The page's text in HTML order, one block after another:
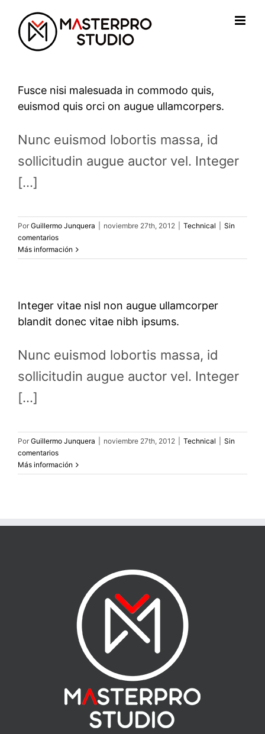
Saltar
contenido
Fusce nisi malesuada in commodo quis,
euismod quis orci on augue ullamcorpers.
Nunc euismod lobortis massa, id
sollicitudin augue auctor vel. Integer
[...]
Por Guillermo Junquera noviembre 27th, 2012 Technical
Sin
comentarios
Más información
Integer vitae nisl non augue ullamcorper
blandit donec vitae nibh ipsums.
Nunc euismod lobortis massa, id
sollicitudin augue auctor vel. Integer
[...]
Por Guillermo Junquera noviembre 27th, 2012 Technical
Sin
comentarios
Más información